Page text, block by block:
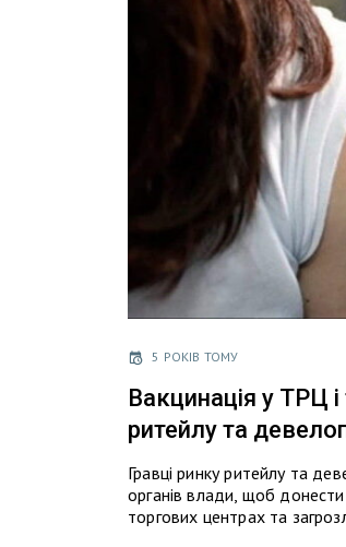
5 РОКІВ ТОМУ
Вакцинація у ТРЦ
ритейлу та
Гравці ринку ритейлу та
органів влади, щоб
торгових центрах та